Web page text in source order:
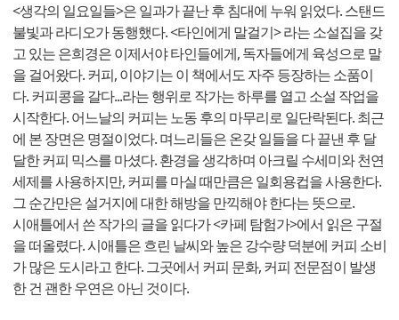
<생각의 일요일들>은 일과가 끝난 후 침대에 누워 읽었다. 스탠드
불빛과 라디오가 동행했다. <타인에게 말걸기> 라는 소설집을 갖
고 있는 은희경은 이제서야 타인들에게, 독자들에게 육성으로 말
을 걸어왔다. 커피, 이야기는 이 책에서도 자주 등장하는 소품이
다. 커피콩을 갈다...라는 행위로 작가는 하루를 열고 소설 작업을
시작한다. 어느날의 커피는 노동 후의 마무리로 일단락된다. 최근
에 본 장면은 명절이었다. 며느리들은 온갖 일들을 다 끝낸 후 달
달한 커피 믹스를 마셨다. 환경을 생각하며 아크릴 수세미와 천연
세제를 사용하지만, 커피를 마실 때만큼은 일회용컵을 사용한다.
그 순간만은 설거지에 대한 해방을 만끽해야 한다는 뜻으로.
시애틀에서 쓴 작가의 글을 읽다가 <카페 탐험가>에서 읽은 구절
을 떠올렸다. 시애틀은 흐린 날씨와 높은 강수량 덕분에 커피 소비
가 많은 도시라고 한다. 그곳에서 커피 문화, 커피 전문점이 발생
한 건 괜한 우연은 아닌 것이다.